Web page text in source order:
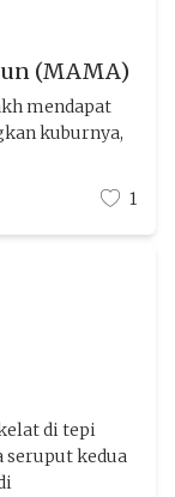
(MAMA)
mendapat
kuburnya,
1
di tepi
seruput kedua